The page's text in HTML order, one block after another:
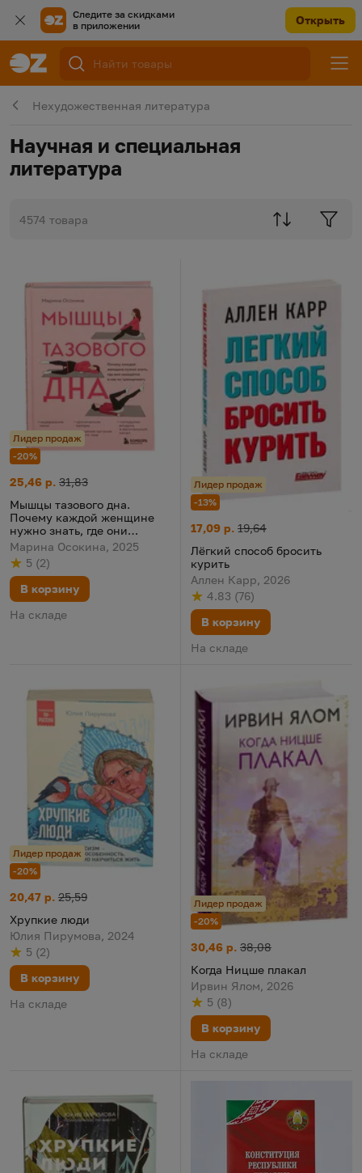
Следите за скидками
в приложении
Открыть
Нехудожественная литература
Научная и специальная
литература
4574 товара
Лидер продаж
-20%
Мышцы тазового дна. Почему каждой женщине нужно знать,
Цена:
25,46 р.
Старая цена:
31,83
Мышцы тазового дна.
Почему каждой женщине
нужно знать, где они
находятся и как их
тренировать
Марина Осокина, 2025
Рейтинг
5
из 5 (
по результату
2
голосов)
В корзину
На складе
Лидер продаж
-13%
Лёгкий способ бросить курить
Цена:
17,09 р.
Старая цена:
19,64
Лёгкий способ бросить
курить
Аллен Карр, 2026
Рейтинг
4.83
из 5 (
по результату
76
голосов
)
В корзину
На складе
Лидер продаж
-20%
Хрупкие люди
Цена:
20,47 р.
Старая цена:
25,59
Хрупкие люди
Юлия Пирумова, 2024
Рейтинг
5
из 5 (
по результату
2
голосов)
В корзину
На складе
Лидер продаж
-20%
Когда Ницше плакал
Цена:
30,46 р.
Старая цена:
38,08
Когда Ницше плакал
Ирвин Ялом, 2026
Рейтинг
5
из 5 (
по результату
8
голосов)
В корзину
На складе